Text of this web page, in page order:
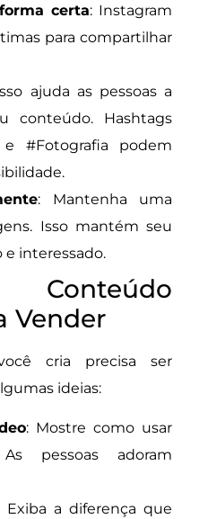
certa: Instagram
para compartilhar
ajuda as pessoas a
conteúdo. Hashtags
#Fotografia podem
: Mantenha uma
Isso mantém seu
interessado.
Vender
cria precisa ser
ideias:
: Mostre como usar
pessoas adoram
Exiba a diferença que